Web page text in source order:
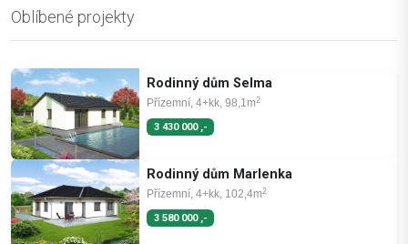
Oblíbené projekty
Rodinný dům Selma
Přízemní, 4+kk, 98,1m2
3 430 000 ,-
Rodinný dům Marlenka
Přízemní, 4+kk, 102,4m2
3 580 000 ,-